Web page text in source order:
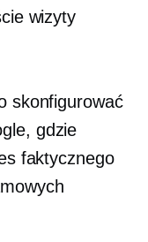
wizyty
skonfigurować
gdzie
faktycznego